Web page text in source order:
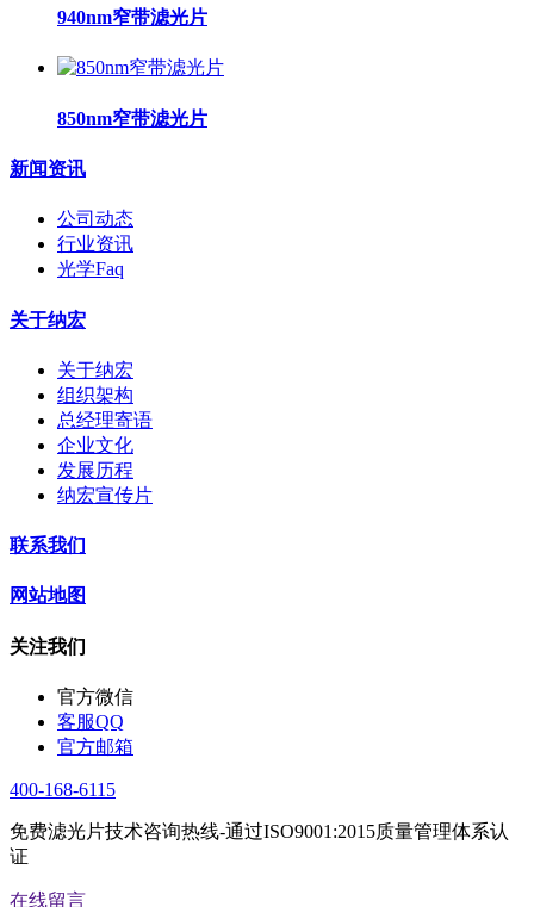
940nm窄带滤光片
850nm窄带滤光片
新闻资讯
公司动态
行业资讯
光学Faq
关于纳宏
关于纳宏
组织架构
总经理寄语
企业文化
发展历程
纳宏宣传片
联系我们
网站地图
关注我们
官方微信
客服QQ
官方邮箱
400-168-6115
免费滤光片技术咨询热线-通过ISO9001:2015质量管理体系认
证
在线留言